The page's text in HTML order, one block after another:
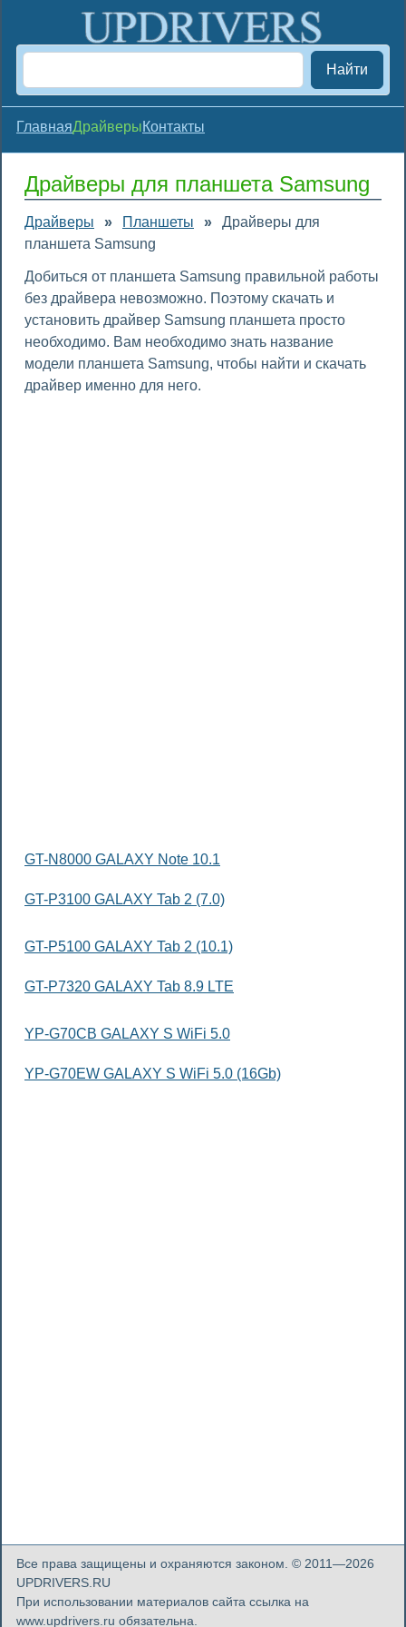
Найти
ГлавнаяДрайверыКонтакты
Драйверы для планшета Samsung
Драйверы » Планшеты »
Драйверы для
планшета Samsung
Добиться от планшета Samsung правильной работы
без драйвера невозможно. Поэтому скачать и
установить драйвер Samsung планшета просто
необходимо. Вам необходимо знать название
модели планшета Samsung, чтобы найти и скачать
драйвер именно для него.
GT-N8000 GALAXY Note 10.1
GT-P3100 GALAXY Tab 2 (7.0)
GT-P5100 GALAXY Tab 2 (10.1)
GT-P7320 GALAXY Tab 8.9 LTE
YP-G70CB GALAXY S WiFi 5.0
YP-G70EW GALAXY S WiFi 5.0 (16Gb)
Все права защищены и охраняются законом. © 2011—2026
UPDRIVERS.RU
При использовании материалов сайта ссылка на
www.updrivers.ru обязательна.